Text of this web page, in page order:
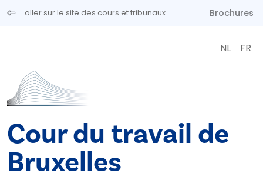
Aller au contenu principal
aller sur le site des cours et tribunaux Brochures
NL FR
Cour du travail de
Bruxelles